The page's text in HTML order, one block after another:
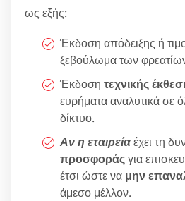
ως εξής:
Έκδοση απόδειξης ή
ξεβούλωμα των
Έκδοση τεχνικής
ευρήματα αναλυτικά σε
δίκτυο.
Αν η εταιρείαέχει τη
προσφοράςγια
έτσι ώστε να μην
άμεσο μέλλον.